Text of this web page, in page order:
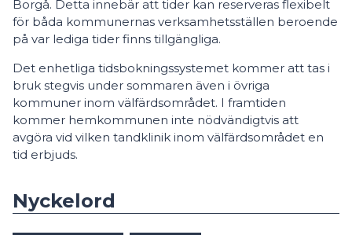
Borgå. Detta innebär att tider kan reserveras flexibelt
för båda kommunernas verksamhetsställen beroende
på var lediga tider finns tillgängliga.
Det enhetliga tidsbokningssystemet kommer att tas i
bruk stegvis under sommaren även i övriga
kommuner inom välfärdsområdet. I framtiden
kommer hemkommunen inte nödvändigtvis att
avgöra vid vilken tandklinik inom välfärdsområdet en
tid erbjuds.
Nyckelord